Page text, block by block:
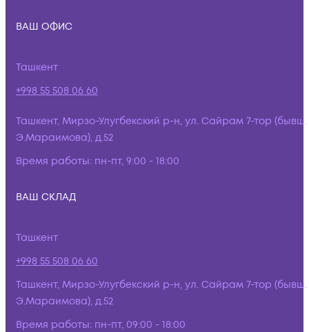
ВАШ ОФИС
Ташкент
+998 55 508 06 60
Ташкент, Мирзо-Улугбекский р-н, ул. Сайрам 7-тор (бывш.
Э.Мараимова), д.52
Время работы: пн-пт, 9:00 - 18:00
ВАШ СКЛАД
Ташкент
+998 55 508 06 60
Ташкент, Мирзо-Улугбекский р-н, ул. Сайрам 7-тор (бывш.
Э.Мараимова), д.52
Время работы: пн-пт, 09:00 - 18:00